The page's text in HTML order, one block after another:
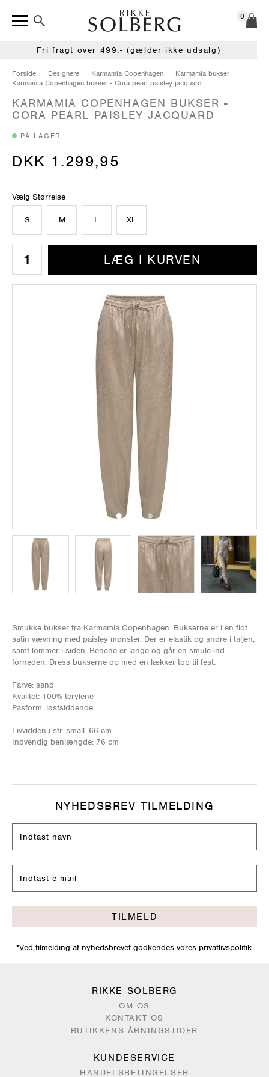
0
Fri fragt over 499,- (gælder ikke udsalg)
Forside Designere Karmamia Copenhagen
Karmamia bukser
Karmamia Copenhagen bukser - Cora pearl paisley jacquard
KARMAMIA COPENHAGEN BUKSER -
CORA PEARL PAISLEY JACQUARD
PÅ LAGER
DKK 1.299,95
Vælg Størrelse
S M L XL
LÆG I KURVEN
Smukke bukser fra Karmamia Copenhagen. Bukserne er i en flot
satin vævning med paisley mønster. Der er elastik og snøre i taljen,
samt lommer i siden. Benene er lange og går en smule ind
forneden. Dress bukserne op med en lækker top til fest.
Farve: sand
Kvalitet: 100% terylene
Pasform: løstsiddende
Livvidden i str. small: 66 cm
Indvendig benlængde: 76 cm
NYHEDSBREV TILMELDING
TILMELD
*Ved tilmelding af nyhedsbrevet godkendes vores privatlivspolitik.
RIKKE SOLBERG
OM OS
KONTAKT OS
BUTIKKENS ÅBNINGSTIDER
KUNDESERVICE
HANDELSBETINGELSER